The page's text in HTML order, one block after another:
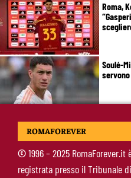
Roma,
Soulé-
ROMAFOREVER
©1996 – 2025
registrata presso il Tribunale